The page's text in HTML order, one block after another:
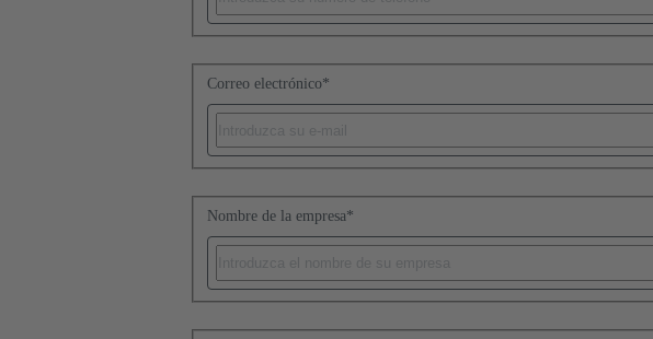
Correo electrónico*
Nombre de la empresa*